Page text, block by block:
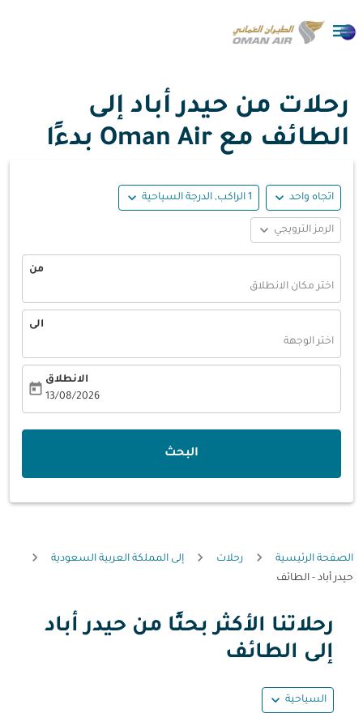

رحلات من حيدر أباد إلى
الطائف مع Oman Air بدءًا
اتجاه واحد expand_more 1 الراكب, الدرجة السياحية expand_more
الرمز الترويجي expand_more
من
اختر مكان الانطلاق
الى
اختر الوجهة
الانطلاق
13/08/2026
today
البحث
الصفحة الرئيسية رحلات
إلى المملكة العربية السعودية
حيدر أباد - الطائف
رحلاتنا الأكثر بحثًا من حيدر أباد
إلى الطائف
السياحية expand_more
حاول تحديث الرحلة (مغادرة و/أو وجهة) أو التفاعل مع